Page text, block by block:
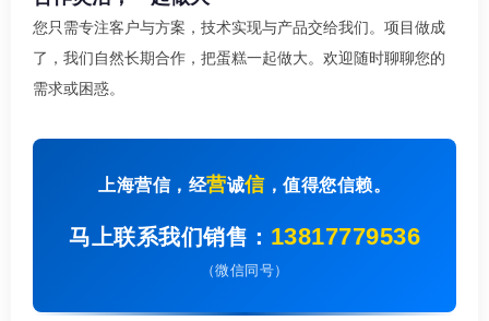
您只需专注客户与方案，技术实现与产品交给我们。项目做成
了，我们自然长期合作，把蛋糕一起做大。欢迎随时聊聊您的
需求或困惑。
上海营信，经营诚信，值得您信赖。
马上联系我们销售： 13817779536
（微信同号）